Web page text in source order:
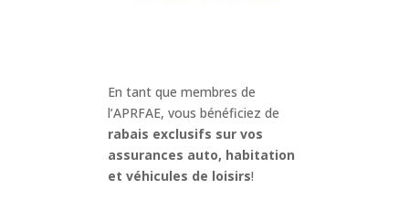
En tant que membres de
l’APRFAE, vous bénéficiez de
rabais exclusifs sur vos
assurances auto, habitation
et véhicules de loisirs!